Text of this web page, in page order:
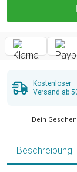
Kostenloser
Versand ab
Dein
Beschreibung